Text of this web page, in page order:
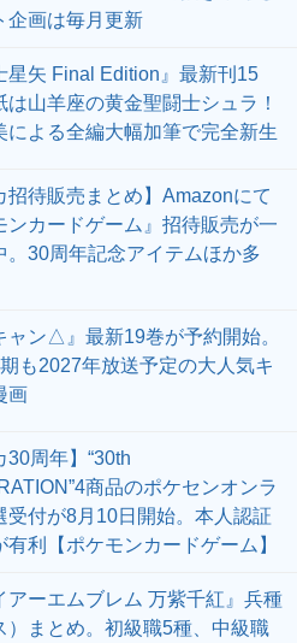
企画は毎月更新
星矢 Final Edition』最新刊15
は山羊座の黄金聖闘士シュラ！
による全編大幅加筆で完全新生
招待販売まとめ】Amazonにて
ンカードゲーム』招待販売が一
。30周年記念アイテムほか多
ャン△』最新19巻が予約開始。
も2027年放送予定の大人気キ
画
30周年】“30th
商品のポケセンオンラ
受付が8月10日開始。本人認証
有利【ポケモンカードゲーム】
アーエムブレム 万紫千紅』兵種
）まとめ。初級職5種、中級職